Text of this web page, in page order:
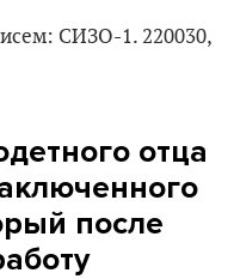
СИЗО-1. 220030,
отца
после